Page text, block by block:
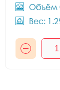
Объём
Вес: